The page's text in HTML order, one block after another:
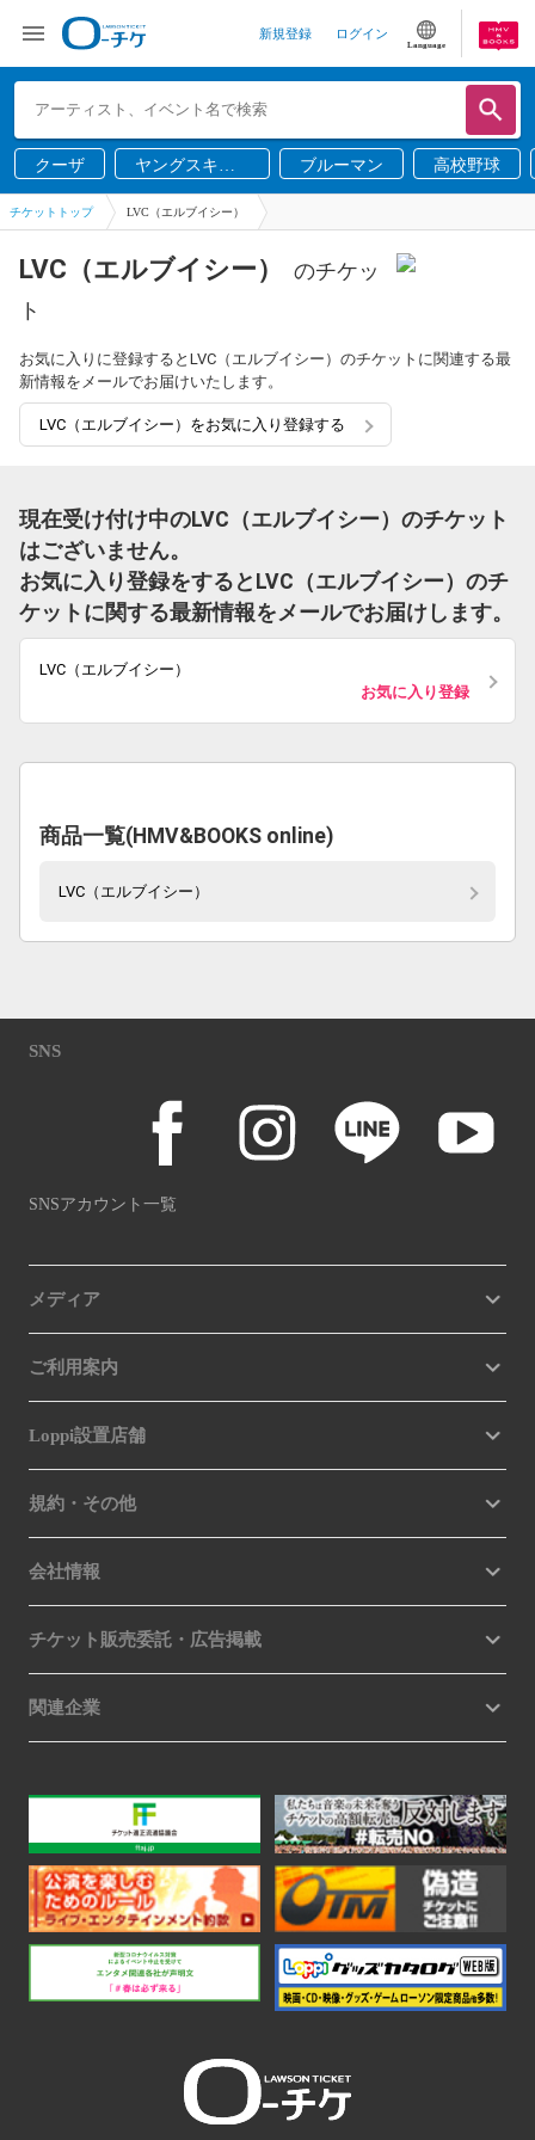
新規登録 ログイン
Language
クーザ
ヤングスキニ
ー
ブルーマン 高校野球
チケットトップ LVC（エルブイシー）
LVC（エルブイシー）
のチケッ
ト
お気に入りに登録するとLVC（エルブイシー）のチケットに関連する最
新情報をメールでお届けいたします。
LVC（エルブイシー）をお気に入り登録する
現在受け付け中のLVC（エルブイシー）のチケット
はございません。
お気に入り登録をするとLVC（エルブイシー）のチ
ケットに関する最新情報をメールでお届けします。
LVC（エルブイシー）
お気に入り登録
商品一覧(HMV&BOOKS online)
LVC（エルブイシー）
SNS
SNSアカウント一覧
メディア
ご利用案内
Loppi設置店舗
規約・その他
会社情報
チケット販売委託・広告掲載
関連企業